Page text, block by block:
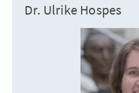
Dr. Ulrike Hospes